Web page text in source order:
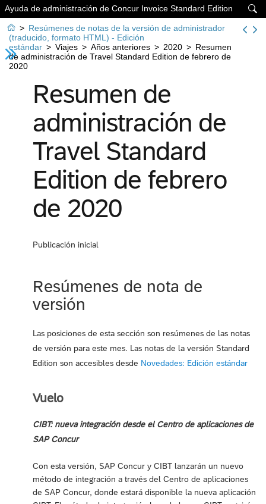

Ayuda de administración de Concur Invoice Standard Edition
 > Resúmenes de notas de la versión de administrador
(traducido, formato HTML) - Edición
estándar > Viajes > Años anteriores > 2020 > Resumen
de administración de Travel Standard Edition de febrero de
2020
Resumen de
administración de
Travel Standard
Edition de febrero
de 2020
Publicación inicial
Resúmenes de nota de
versión
Las posiciones de esta sección son resúmenes de las notas
de versión para este mes. Las notas de la versión Standard
Edition son accesibles desde Novedades: Edición estándar
Vuelo
CIBT: nueva integración desde el Centro de aplicaciones de
SAP Concur
Con esta versión, SAP Concur y CIBT lanzarán un nuevo
método de integración a través del Centro de aplicaciones
de SAP Concur, donde estará disponible la nueva aplicación